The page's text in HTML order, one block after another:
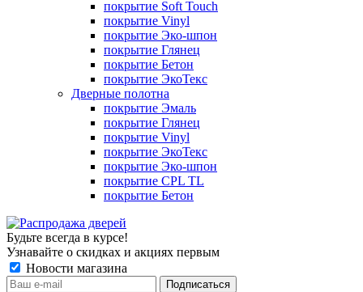
покрытие Soft Touch
покрытие Vinyl
покрытие Эко-шпон
покрытие Глянец
покрытие Бетон
покрытие ЭкоТекс
Дверные полотна
покрытие Эмаль
покрытие Глянец
покрытие Vinyl
покрытие ЭкоТекс
покрытие Эко-шпон
покрытие CPL TL
покрытие Бетон
Будьте всегда в курсе!
Узнавайте о скидках и акциях первым
Новости магазина